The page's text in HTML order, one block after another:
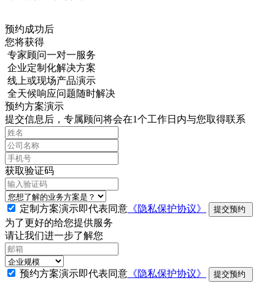
预约成功后
您将获得
专家顾问一对一服务
企业定制化解决方案
线上或现场产品演示
全天候响应问题随时解决
预约方案演示
提交信息后，专属顾问将会在1个工作日内与您取得联系
获取验证码
定制方案演示即代表同意 《隐私保护协议》 提交预约
为了更好的给您提供服务
请让我们进一步了解您
预约方案演示即代表同意 《隐私保护协议》 提交预约